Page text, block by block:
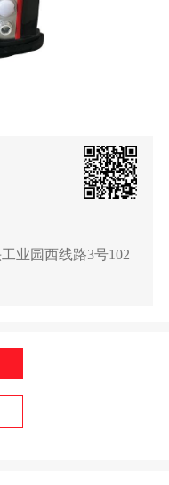
业园西线路3号102